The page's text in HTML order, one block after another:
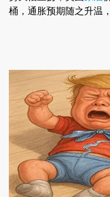
桶，通胀预期随之升温